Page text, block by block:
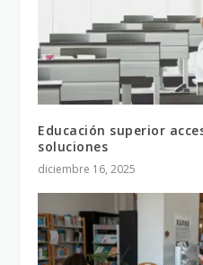
Educación superior
soluciones
diciembre 16, 2025